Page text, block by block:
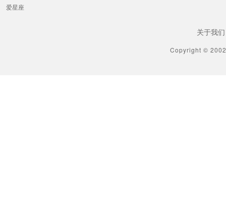
爱星座
关于我们
Copyright ©